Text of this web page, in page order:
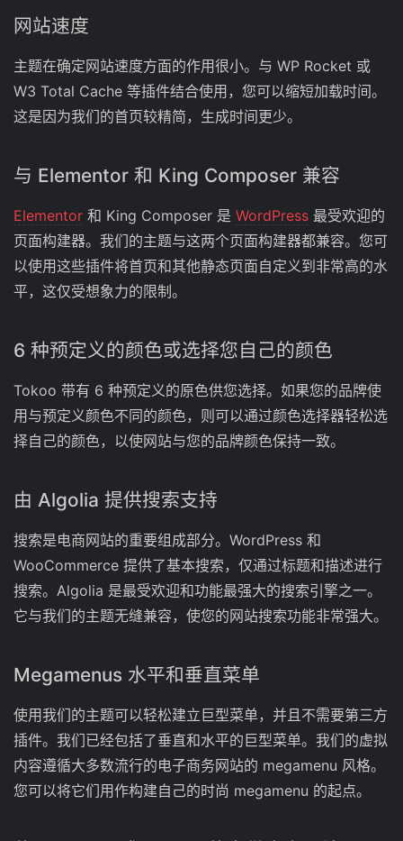
网站速度
主题在确定网站速度方面的作用很小。与 WP Rocket 或
W3 Total Cache 等插件结合使用，您可以缩短加载时间。
这是因为我们的首页较精简，生成时间更少。
与 Elementor 和 King Composer 兼容
Elementor 和 King Composer 是 WordPress 最受欢迎的
页面构建器。我们的主题与这两个页面构建器都兼容。您可
以使用这些插件将首页和其他静态页面自定义到非常高的水
平，这仅受想象力的限制。
6 种预定义的颜色或选择您自己的颜色
Tokoo 带有 6 种预定义的原色供您选择。如果您的品牌使
用与预定义颜色不同的颜色，则可以通过颜色选择器轻松选
择自己的颜色，以使网站与您的品牌颜色保持一致。
由 Algolia 提供搜索支持
搜索是电商网站的重要组成部分。WordPress 和
WooCommerce 提供了基本搜索，仅通过标题和描述进行
搜索。Algolia 是最受欢迎和功能最强大的搜索引擎之一。
它与我们的主题无缝兼容，使您的网站搜索功能非常强大。
Megamenus 水平和垂直菜单
使用我们的主题可以轻松建立巨型菜单，并且不需要第三方
插件。我们已经包括了垂直和水平的巨型菜单。我们的虚拟
内容遵循大多数流行的电子商务网站的 megamenu 风格。
您可以将它们用作构建自己的时尚 megamenu 的起点。